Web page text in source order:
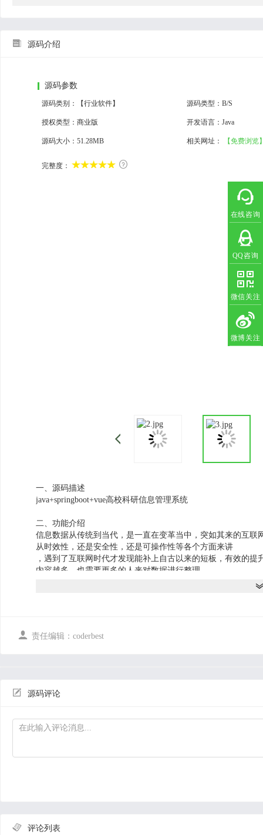
在线咨询
QQ咨询
微信关注
微博关注
 源码介绍
源码参数
源码类别：【行业软件】 源码类型：B/S
授权类型：商业版 开发语言：Java
源码大小： 51.28MB 相关网址： 【免费浏览
完整度： 
一、源码描述
java+springboot+vue高校科研信息管理系统
二、功能介绍
信息数据从传统到当代，是一直在变革当中，突如其来的互
从时效性，还是安全性，还是可操作性等各个方面来讲
，遇到了互联网时代才发现能补上自古以来的短板，有效的
内容越多，也需要更多的人来对数据进行整理，
并且数据的汇总查询方面效率也是极其的低下，并且数据安
本次开发的高校科研信息管理系统实现了操作日志管理、字
并且程序也具备程序需求的所有功能，使得操作性还是安全
确确实实的让人们提升信息处理效率。
系统实现了操作日志管理、字典管理、反馈管理、公告管理
 责任编辑：coderbest
 源码评论
 评论列表